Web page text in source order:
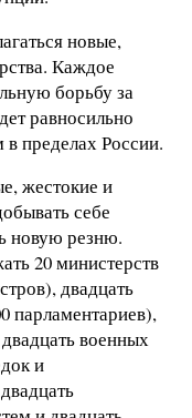
новые,
Каждое
борьбу за
равносильно
пределах России.
жестокие и
себе
новую резню.
20 министерств
двадцать
парламентариев),
военных
и